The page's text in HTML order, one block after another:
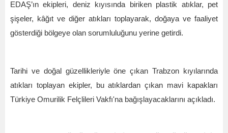
EDAŞ’ın ekipleri, deniz kıyısında biriken plastik atıklar, pet
şişeler, kâğıt ve diğer atıkları toplayarak, doğaya ve faaliyet
gösterdiği bölgeye olan sorumluluğunu yerine getirdi.
Tarihi ve doğal güzellikleriyle öne çıkan Trabzon kıyılarında
atıkları toplayan ekipler, bu atıklardan çıkan mavi kapakları
Türkiye Omurilik Felçlileri Vakfı'na bağışlayacaklarını açıkladı.